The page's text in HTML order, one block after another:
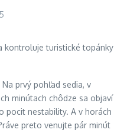
prvý pohľad sedia, v
minútach chôdze sa objaví
pocit nestability. A v horách
preto venujte pár minút